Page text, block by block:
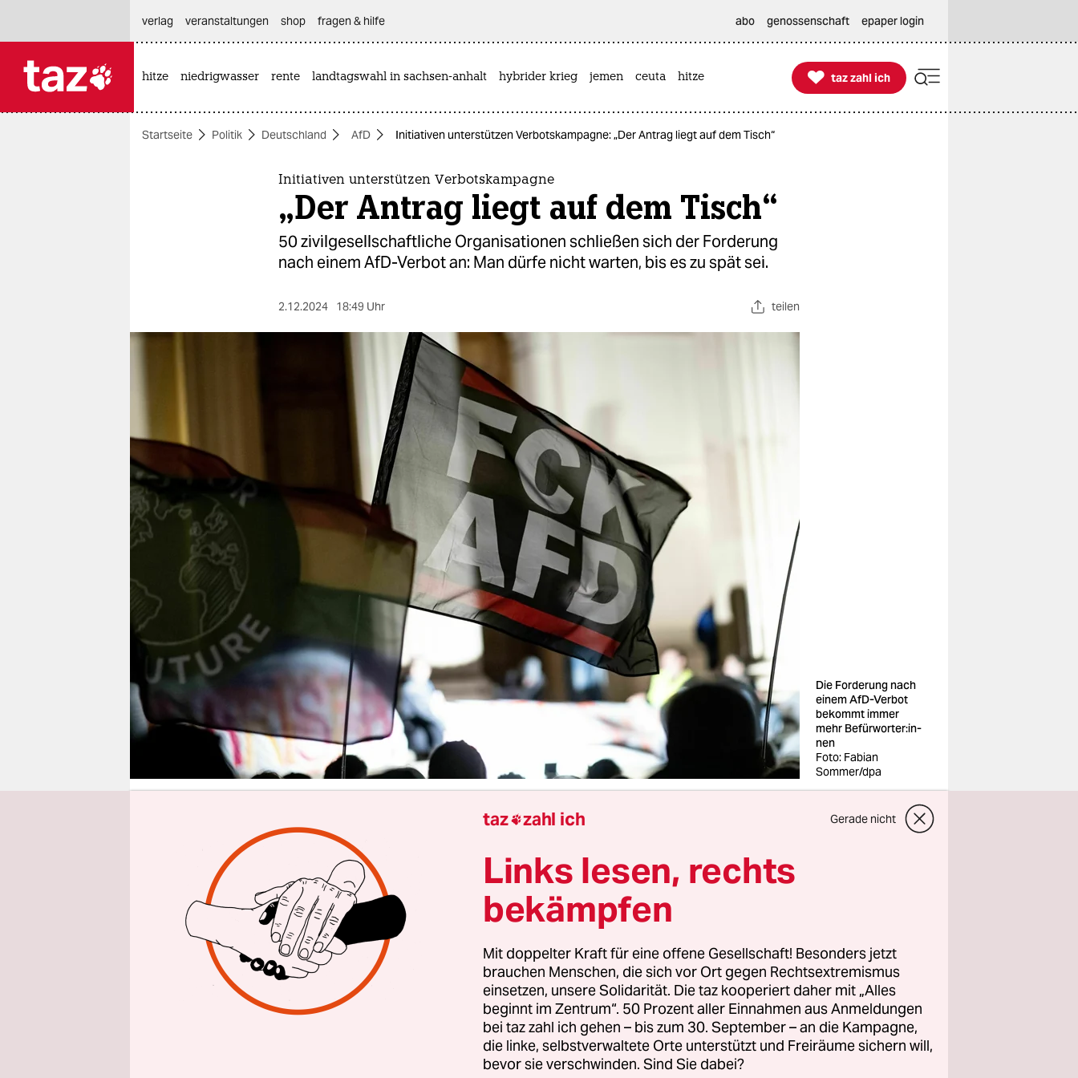
themen
wahrheit
verlag
verlag
veranstaltungen
fragen & hilfe
unterstützen
abo
genossenschaft
epaper login
verlag
veranstaltungen shop fragen & hilfe abo genossenschaft epaper login
hitze niedrigwasser rente landtagswahl in sachsen-anhalt hybrider krieg jemen ceuta hitze 
taz zahl ich
taz zahl ich
Startseite Politik Deutschland AfD Initiativen unterstützen Verbotskampagne: „Der Antrag liegt auf dem Tisch“
Initiativen unterstützen Verbotskampagne
„Der Antrag liegt auf dem Tisch“
50 zivilgesellschaftliche Organisationen schließen sich der Forderung
nach einem AfD-Verbot an: Man dürfe nicht warten, bis es zu spät sei.
2.12.2024 18:49 Uhr teilen
Die Forderung nach
einem AfD-Verbot
bekommt immer
mehr Be­für­wor­te­r:in­
nen
Foto: Fabian
Sommer/dpa
Aus Berlin
Am Montag hat ein Bündnis aus 50 zivilgesellschaftlichen
Organisationen die Abgeordneten des Bundestags dazu aufgefordert,
noch vor den Neuwahlen ein AfD-Verbotsverfahren auf den Weg zu
bringen
. Sie schließen sich damit der Kampagne „Menschenwürde
verteidigen – AfD Verbot jetzt!“ an. Zu den Organisationen, die die
Verbotskampagne unterstützen, gehören die Omas gegen rechts, der
Chaos Computer Club, der Republikanische An­wäl­t*in­nen- und ­
Anwälteverein (RAV) und das Netzwerk Polylux.
taz zahl ich Gerade nicht
Links lesen, rechts
bekämpfen
Mit doppelter Kraft für eine offene Gesellschaft! Besonders jetzt
brauchen Menschen, die sich vor Ort gegen Rechtsextremismus
einsetzen, unsere Solidarität. Die taz kooperiert daher mit „Alles
beginnt im Zentrum“. 50 Prozent aller Einnahmen aus Anmeldungen
bei taz zahl ich gehen – bis zum 30. September – an die Kampagne,
die linke, selbstverwaltete Orte unterstützt und Freiräume sichern will,
bevor sie verschwinden. Sind Sie dabei?